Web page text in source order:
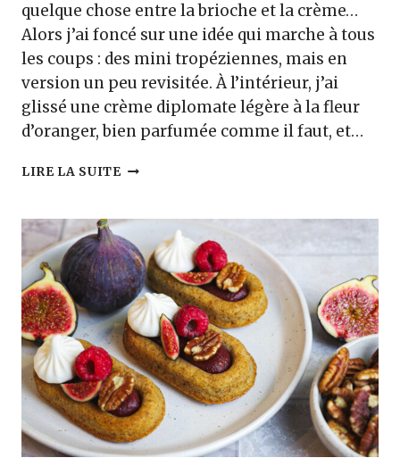
quelque chose entre la brioche et la crème…
Alors j’ai foncé sur une idée qui marche à tous
les coups : des mini tropéziennes, mais en
version un peu revisitée. À l’intérieur, j’ai
glissé une crème diplomate légère à la fleur
d’oranger, bien parfumée comme il faut, et…
LIRE LA SUITETROPÉZIENNE